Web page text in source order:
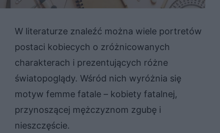
W literaturze znaleźć można wiele portretów
postaci kobiecych o zróżnicowanych
charakterach i prezentujących różne
światopoglądy. Wśród nich wyróżnia się
motyw femme fatale – kobiety fatalnej,
przynoszącej mężczyznom zgubę i
nieszczęście.